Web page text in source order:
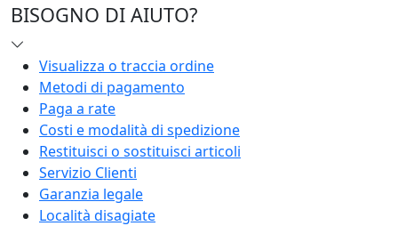
BISOGNO DI AIUTO?
Visualizza o traccia ordine
Metodi di pagamento
Paga a rate
Costi e modalità di spedizione
Restituisci o sostituisci articoli
Servizio Clienti
Garanzia legale
Località disagiate